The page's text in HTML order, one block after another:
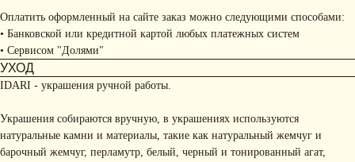
Оплатить оформленный на сайте заказ можно следующими способами:
• Банковской или кредитной картой любых платежных систем
• Сервисом "Долями"
УХОД
IDARI - украшения ручной работы.
Украшения собираются вручную, в украшениях используются
натуральные камни и материалы, такие как натуральный жемчуг и
барочный жемчуг, перламутр, белый, черный и тонированный агат,